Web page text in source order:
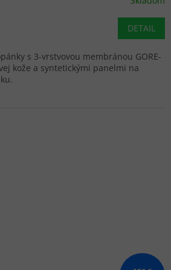
DETAIL
s 3-vrstvovou membránou GORE-
kože a syntetickými panelmi na